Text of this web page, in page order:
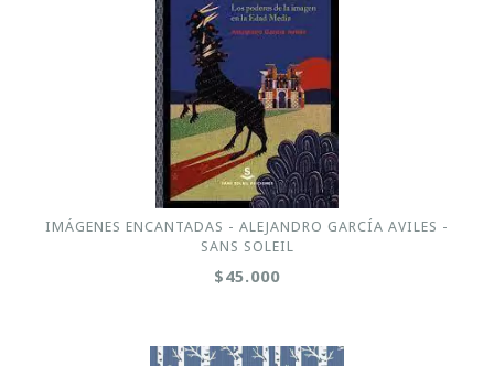
IMÁGENES ENCANTADAS - ALEJANDRO GARCÍA AVILES -
SANS SOLEIL
$45.000